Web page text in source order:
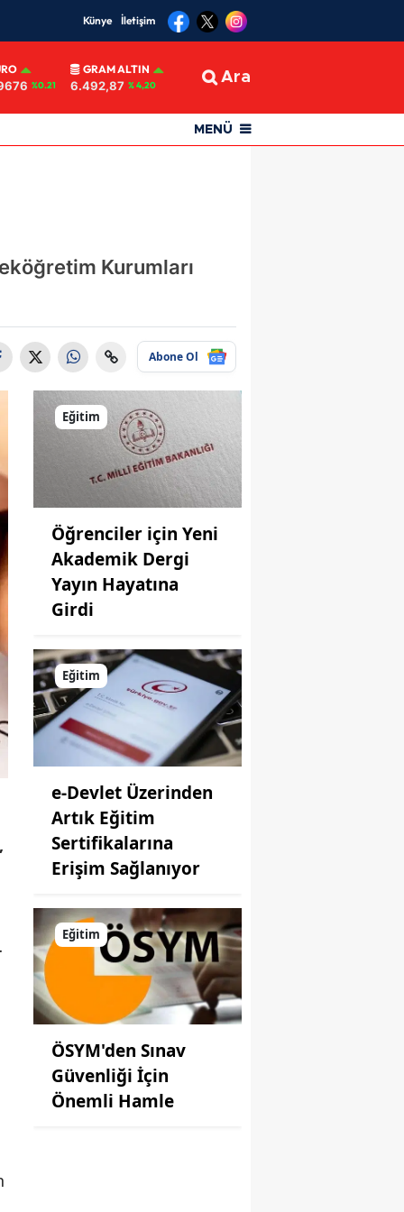
Künye İletişim
%0.21
GRAM ALTIN
6.492,87 % 4,20 Ara
MENÜ
Kurumları
Abone Ol
Eğitim
Öğrenciler için Yeni
Akademik Dergi
Yayın Hayatına
Girdi
Eğitim
e-Devlet Üzerinden
Artık Eğitim
Sertifikalarına
Erişim Sağlanıyor
Eğitim
ÖSYM'den Sınav
Güvenliği İçin
Önemli Hamle